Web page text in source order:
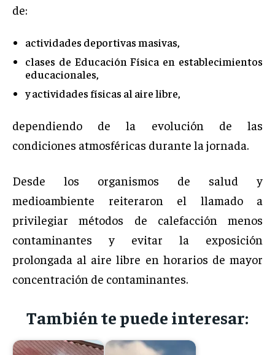
de:
actividades deportivas masivas,
clases de Educación Física en establecimientos
educacionales,
y actividades físicas al aire libre,
dependiendo de la evolución de las
condiciones atmosféricas durante la jornada.
Desde los organismos de salud y
medioambiente reiteraron el llamado a
privilegiar métodos de calefacción menos
contaminantes y evitar la exposición
prolongada al aire libre en horarios de mayor
concentración de contaminantes.
También te puede interesar: